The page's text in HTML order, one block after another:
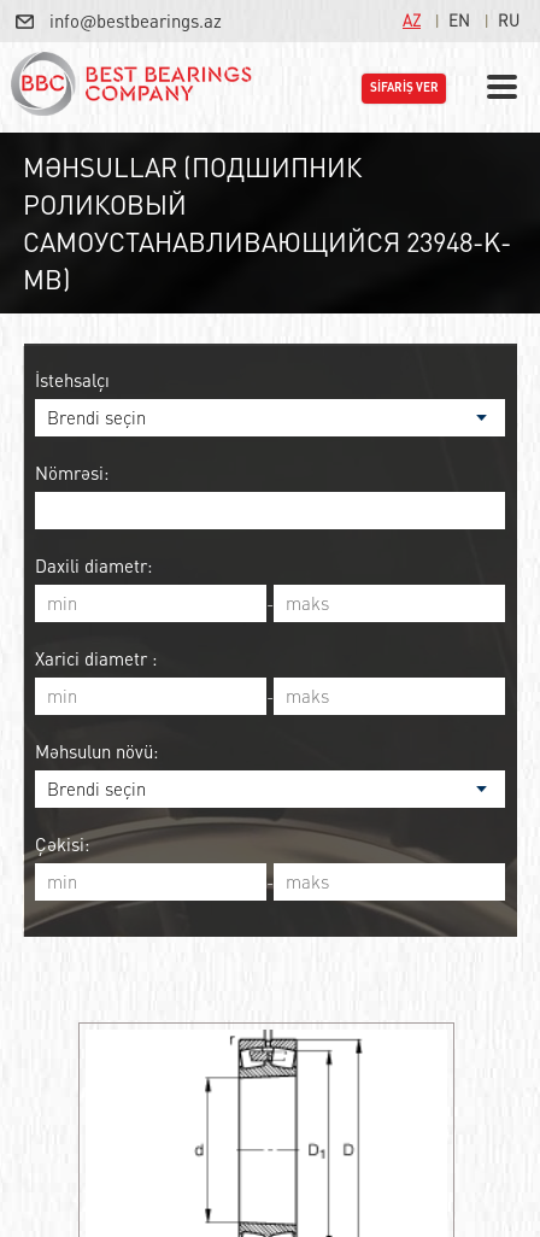
info@bestbearings.az AZ EN RU
SİFARİŞ VER
MƏHSULLAR (ПОДШИПНИК
РОЛИКОВЫЙ
САМОУСТАНАВЛИВАЮЩИЙСЯ 23948-K-
MB)
İstehsalçı
Nömrəsi:
Daxili diametr:
-
Xarici diametr :
-
Məhsulun növü:
Çəkisi:
-